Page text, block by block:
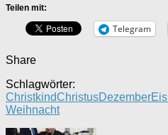
Teilen mit:
Telegram
Share
Schlagwörter:
ChristkindChristusDezemberEis
Weihnacht